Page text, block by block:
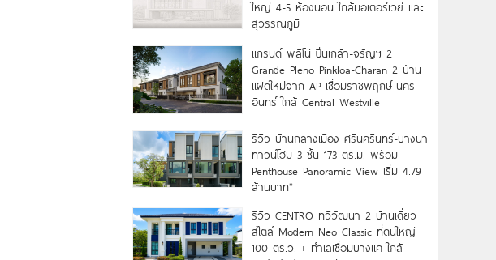
ใหญ่ 4-5 ห้องนอน ใกล้มอเตอร์เวย์ และ
สุวรรณภูมิ
แกรนด์ พลีโน่ ปิ่นเกล้า-จรัญฯ 2
Grande Pleno Pinkloa-Charan 2 บ้าน
แฝดใหม่จาก AP เชื่อมราชพฤกษ์-นคร
อินทร์ ใกล้ Central Westville
รีวิว บ้านกลางเมือง ศรีนครินทร์-บางนา
ทาวน์โฮม 3 ชั้น 173 ตร.ม. พร้อม
Penthouse Panoramic View เริ่ม 4.79
ล้านบาท*
รีวิว CENTRO ทวีวัฒนา 2 บ้านเดี่ยว
สไตล์ Modern Neo Classic ที่ดินใหญ่
100 ตร.ว. + ทำเลเชื่อมบางแค ใกล้